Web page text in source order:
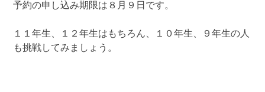
予約の申し込み期限は８月９日です。
１１年生、１２年生はもちろん、１０年生、９年生の人
も挑戦してみましょう。